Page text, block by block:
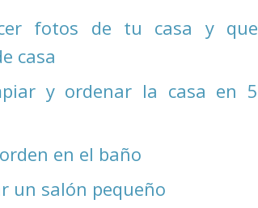
fotos de tu casa y que
casa
y ordenar la casa en 5
en el baño
un salón pequeño